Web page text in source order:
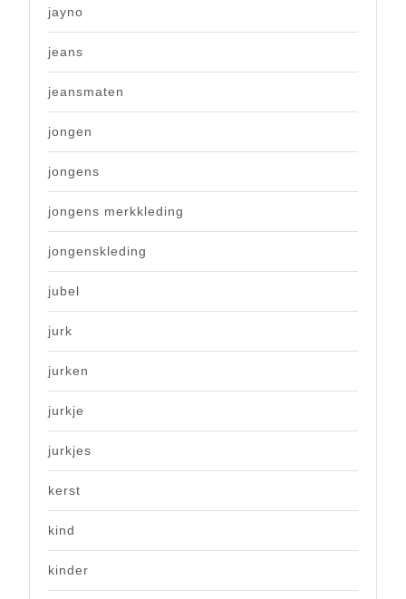
jayno
jeans
jeansmaten
jongen
jongens
jongens merkkleding
jongenskleding
jubel
jurk
jurken
jurkje
jurkjes
kerst
kind
kinder